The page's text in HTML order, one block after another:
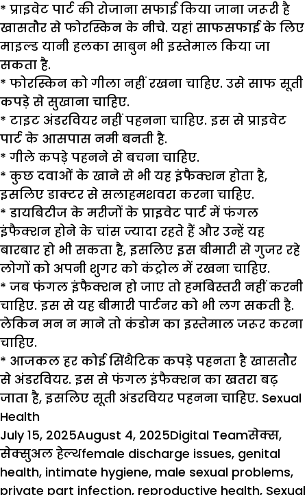
* प्राइवेट पार्ट की रोजाना सफाई किया जाना जरूरी है
खासतौर से फोरस्किन के नीचे. यहां साफसफाई के लिए
माइल्ड यानी हलका साबुन भी इस्तेमाल किया जा
सकता है.
* फोरस्किन को गीला नहीं रखना चाहिए. उसे साफ सूती
कपड़े से सुखाना चाहिए.
* टाइट अंडरवियर नहीं पहनना चाहिए. इस से प्राइवेट
पार्ट के आसपास नमी बनती है.
* गीले कपड़े पहनने से बचना चाहिए.
* कुछ दवाओं के खाने से भी यह इंफैक्शन होता है,
इसलिए डाक्टर से सलाहमशवरा करना चाहिए.
* डायबिटीज के मरीजों के प्राइवेट पार्ट में फंगल
इंफैक्शन होने के चांस ज्यादा रहते हैं और उन्हें यह
बारबार हो भी सकता है, इसलिए इस बीमारी से गुजर रहे
लोगों को अपनी शुगर को कंट्रोल में रखना चाहिए.
* जब फंगल इंफैक्शन हो जाए तो हमबिस्तरी नहीं करनी
चाहिए. इस से यह बीमारी पार्टनर को भी लग सकती है.
लेकिन मन न माने तो कंडोम का इस्तेमाल जरूर करना
चाहिए.
* आजकल हर कोई सिंथैटिक कपड़े पहनता है खासतौर
से अंडरवियर. इस से फंगल इंफैक्शन का खतरा बढ़
जाता है, इसलिए सूती अंडरवियर पहनना चाहिए. Sexual
Health
Posted
on
July 15, 2025August 4, 2025Author
Digital Teamसेक्स,
सेक्सुअल हेल्थTags
female discharge issues, genital
health, intimate hygiene, male sexual problems,
private part infection, reproductive health, Sexual